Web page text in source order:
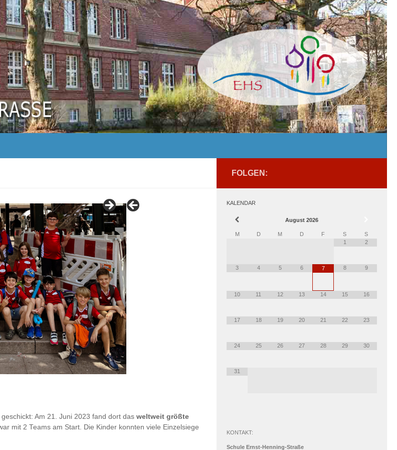
Am 21. Juni 2023 fand dort das weltweit größte
mit 2 Teams am Start. Die Kinder konnten viele Einzelsiege
FOLGEN:
KALENDAR
August 2026
M D M D F S
S
1
2
3 4 5 6 7 8 9
10 11 12 13 14 15 16
17 18 19 20 21 22 23
24 25 26 27 28 29 30
31
KONTAKT:
Schule Ernst-Henning-Straße